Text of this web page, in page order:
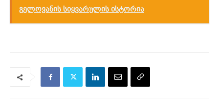
გელოვანის სიყვარულის ისტორია